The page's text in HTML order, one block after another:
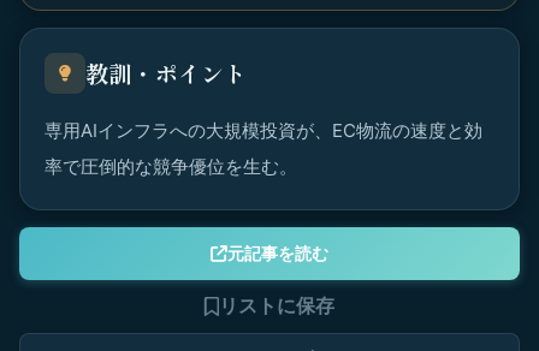
教訓・ポイント
専用AIインフラへの大規模投資が、EC物流の速度と効
率で圧倒的な競争優位を生む。
元記事を読む
リストに保存